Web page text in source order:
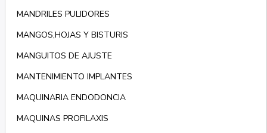
MANDRILES PULIDORES
MANGOS,HOJAS Y BISTURIS
MANGUITOS DE AJUSTE
MANTENIMIENTO IMPLANTES
MAQUINARIA ENDODONCIA
MAQUINAS PROFILAXIS